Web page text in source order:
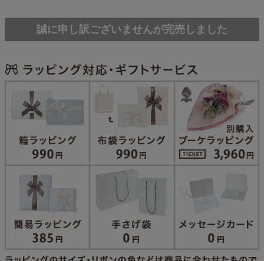
誠に申し訳ございませんが完売しました